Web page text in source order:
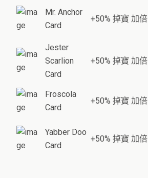
Mr. Anchor
Card
+50% 掉寶 加倍
Jester
Scarlion
Card
+50% 掉寶 加倍
Froscola
Card
+50% 掉寶 加倍
Yabber Doo
Card
+50% 掉寶 加倍